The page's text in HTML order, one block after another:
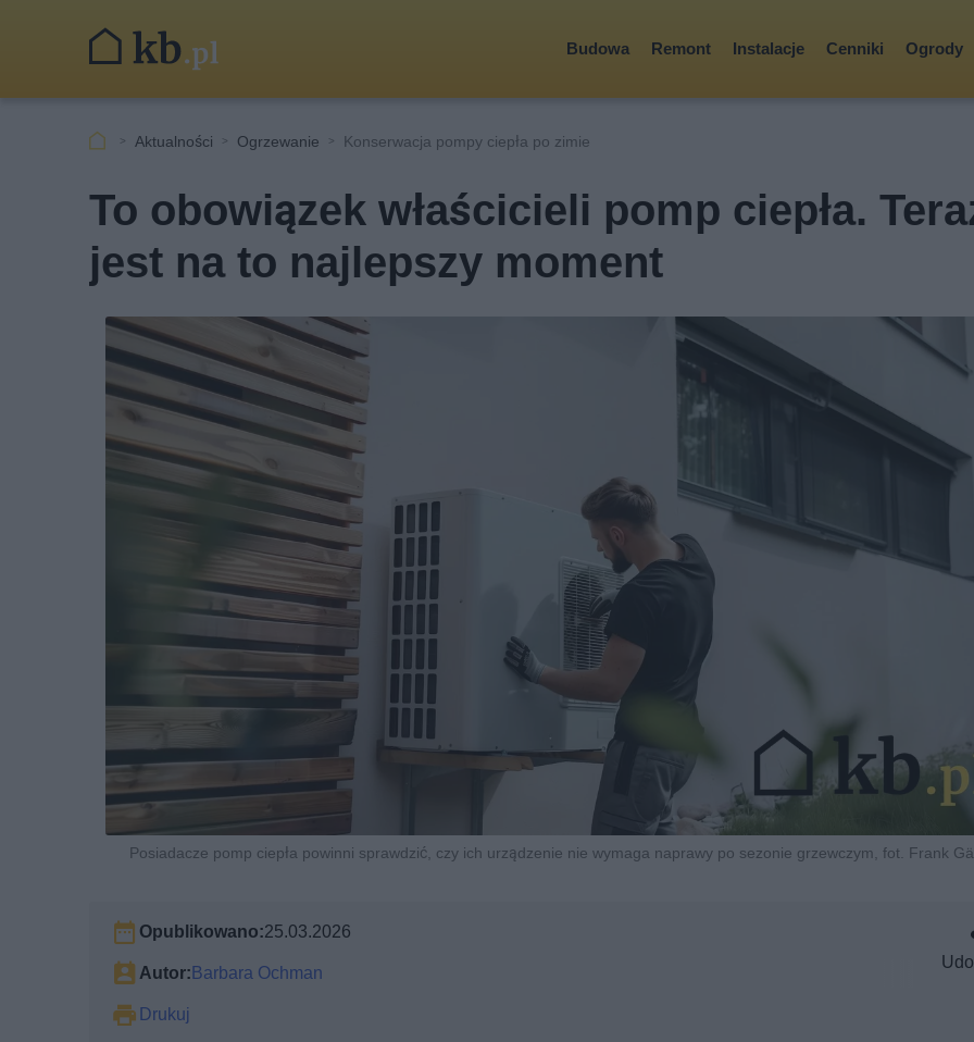
Budowa Remont Instalacje Cenniki Ogrody
Aktualności Ogrzewanie Konserwacja pompy ciepła po zimie
To obowiązek właścicieli pomp ciepła.
jest na to najlepszy moment
Posiadacze pomp ciepła powinni sprawdzić, czy ich urządzenie nie wymaga naprawy po sezonie grzewczym, fot. Frank
Opublikowano:25.03.2026
Autor:Barbara Ochman
Drukuj